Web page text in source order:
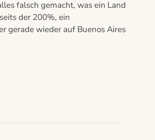
falsch gemacht, was ein Land
der 200%, ein
gerade wieder auf Buenos Aires